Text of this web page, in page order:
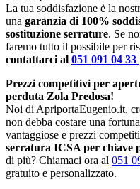
La tua soddisfazione è la
una garanzia di 100%
sostituzione serrature. Se
faremo tutto il possibile per
contattarci al 051 091 04 33
Prezzi competitivi per
perduta Zola Predosa!
Noi di ApriportaEugenio.it,
non debba costare una
vantaggiose e prezzi
serratura ICSA per chiave
di più? Chiamaci ora al 051
gratuito e personalizzato.